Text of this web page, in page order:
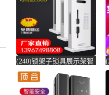
(240)锁架子锁具展示架智
能锁展示架指纹锁展示架
防盗门展示-指纹锁(沐普
旗舰店仅售47.2元)